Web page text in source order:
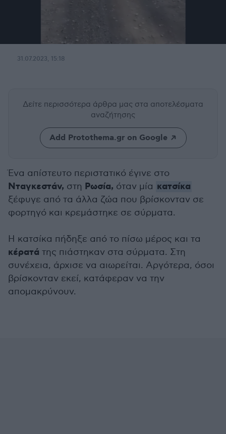
31.07.2023, 15:18
Δείτε περισσότερα άρθρα μας στα αποτελέσματα
αναζήτησης
Add Protothema.gr on Google
Ένα απίστευτο περιστατικό έγινε στο
Νταγκεστάν, στη Ρωσία, όταν μία κατσίκα
ξέφυγε από τα άλλα ζώα που βρίσκονταν σε
φορτηγό και κρεμάστηκε σε σύρματα.
Η κατσίκα πήδηξε από το πίσω μέρος και τα
κέρατά της πιάστηκαν στα σύρματα. Στη
συνέχεια, άρχισε να αιωρείται. Αργότερα, όσοι
βρίσκονταν εκεί, κατάφεραν να την
απομακρύνουν.